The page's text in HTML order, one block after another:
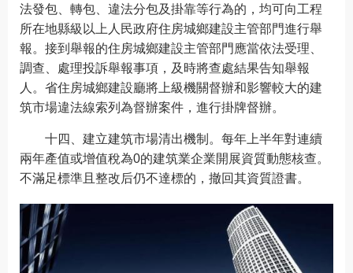
法發包、轉包、違法分包及掛靠等行為的，均可向工程
所在地縣級以上人民政府住房城鄉建設主管部門進行舉
報。接到舉報的住房城鄉建設主管部門應當依法受理、
調查、處理投訴舉報事項，及時將查處結果告知舉報
人。省住房城鄉建設廳將上級機關督辦和影響較大的建
筑市場違法線索列為督辦案件，進行掛牌督辦。
十四、建立建筑市場清出機制。每年上半年對連續
兩年產值或增值稅為0的建筑業企業開展資質動態核查。
不滿足標準且整改后仍不達標的，撤回其資質證書。